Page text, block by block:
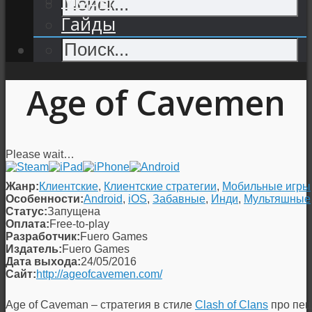
Гайды
Age of Cavemen
Please wait…
Жанр:Клиентские, Клиентские стратегии, Мобильные игры
Особенности:Android, iOS, Забавные, Инди, Мультяшные
Статус:Запущена
Оплата:Free-to-play
Разработчик:Fuero Games
Издатель:Fuero Games
Дата выхода:24/05/2016
Сайт:http://ageofcavemen.com/
Age of Caveman – стратегия в стиле Clash of Clans про